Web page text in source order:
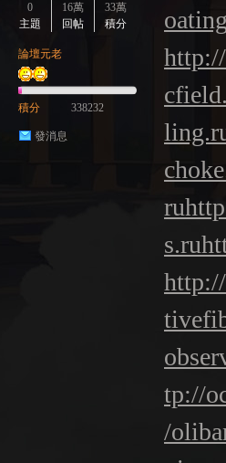
0
主題
16萬
回帖
33萬
積分
論壇元老
積分 338232
發消息
ru
s.ru
tp://
/